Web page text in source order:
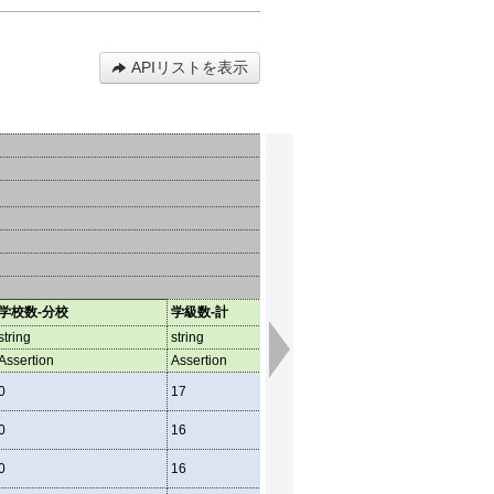
APIリストを表示
校数-分校 学級数-計
string
Assertion
17
16
16